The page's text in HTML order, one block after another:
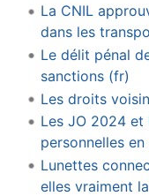
La CNIL
dans les
Le délit pénal
sanctions (fr)
Les droits
Les JO 2024 et
personnelles
Lunettes
elles vraiment